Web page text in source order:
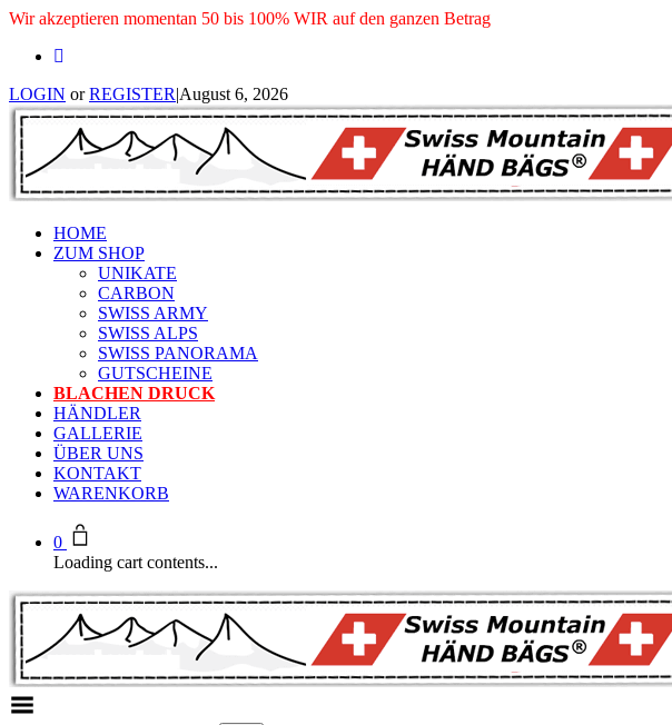
Wir akzeptieren momentan 50 bis 100% WIR auf den ganzen Betrag
LOGIN orREGISTER|August 6, 2026
HOME
ZUM SHOP
UNIKATE
CARBON
SWISS ARMY
SWISS ALPS
SWISS PANORAMA
GUTSCHEINE
BLACHEN DRUCK
HÄNDLER
GALLERIE
ÜBER UNS
KONTAKT
WARENKORB
0
Loading cart contents...